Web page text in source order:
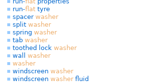
run-flat tyre
spacer washer
split washer
spring washer
tab washer
toothed lock washer
wall washer
washer
windscreen washer
windscreen washerfluid